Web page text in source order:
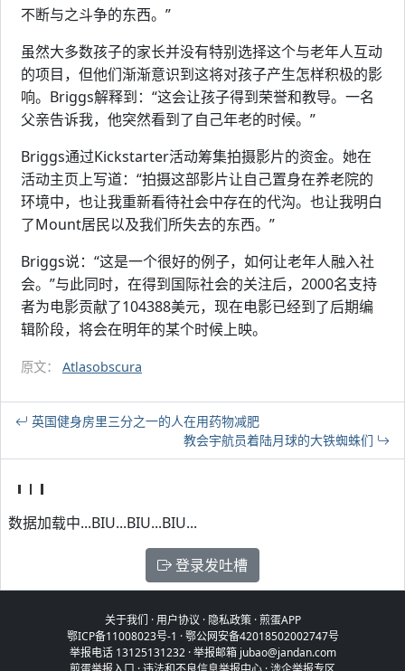
不断与之斗争的东西。”
虽然大多数孩子的家长并没有特别选择这个与老年人互动
的项目，但他们渐渐意识到这将对孩子产生怎样积极的影
响。Briggs解释到：“这会让孩子得到荣誉和教导。一名
父亲告诉我，他突然看到了自己年老的时候。”
Briggs通过Kickstarter活动筹集拍摄影片的资金。她在
活动主页上写道：“拍摄这部影片让自己置身在养老院的
环境中，也让我重新看待社会中存在的代沟。也让我明白
了Mount居民以及我们所失去的东西。”
Briggs说：“这是一个很好的例子，如何让老年人融入社
会。”与此同时，在得到国际社会的关注后，2000名支持
者为电影贡献了104388美元，现在电影已经到了后期编
辑阶段，将会在明年的某个时候上映。
原文： Atlasobscura
英国健身房里三分之一的人在用药物减肥
教会宇航员着陆月球的大铁蜘蛛们
数据加载中...BIU...BIU...BIU...
登录发吐槽
关于我们 ·用户协议 · 隐私政策·煎蛋APP
鄂ICP备11008023号-1 ·鄂公网安备42018502002747号
举报电话 13125131232 · 举报邮箱 jubao@jandan.com